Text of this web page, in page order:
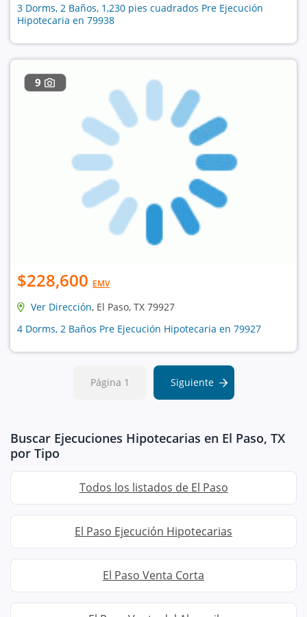
3 Dorms, 2 Baños, 1,230 pies cuadrados Pre Ejecución
Hipotecaria en 79938
9
$228,600 EMV
Ver Dirección, El Paso, TX 79927
4 Dorms, 2 Baños Pre Ejecución Hipotecaria en 79927
Página 1 Siguiente
Buscar Ejecuciones Hipotecarias en El Paso, TX
por Tipo
Todos los listados de El Paso
El Paso Ejecución Hipotecarias
El Paso Venta Corta